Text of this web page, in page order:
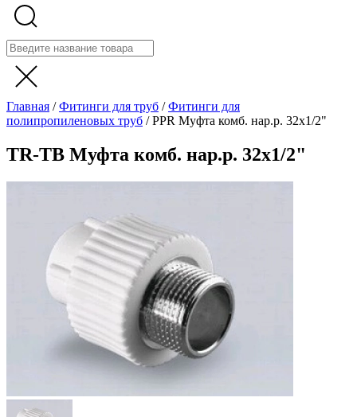
Главная /Фитинги для труб /Фитинги для
полипропиленовых труб /PPR Муфта комб. нар.р. 32х1/2"
TR-TB Муфта комб. нар.р. 32х1/2"